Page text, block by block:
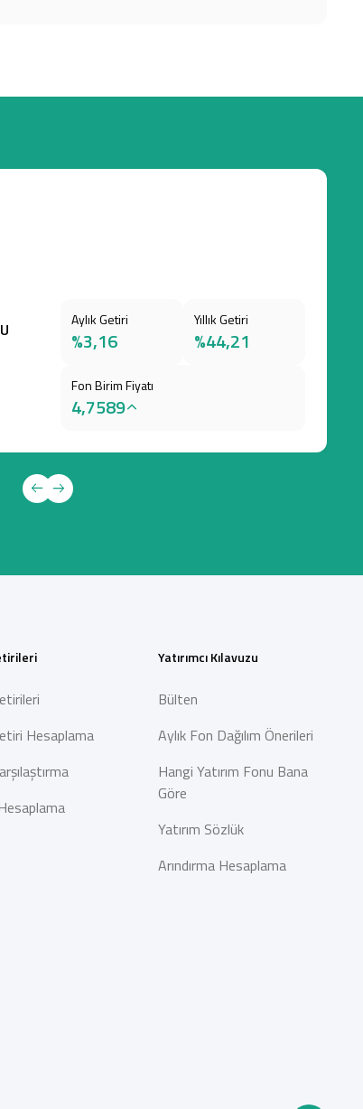
Aylık Getiri
%3,16
Yıllık Getiri
%44,21
Fon Birim Fiyatı
4,7589
Hesaplama
Yatırımcı Kılavuzu
Bülten
Aylık Fon Dağılım Önerileri
Hangi Yatırım Fonu Bana
Göre
Yatırım Sözlük
Arındırma Hesaplama